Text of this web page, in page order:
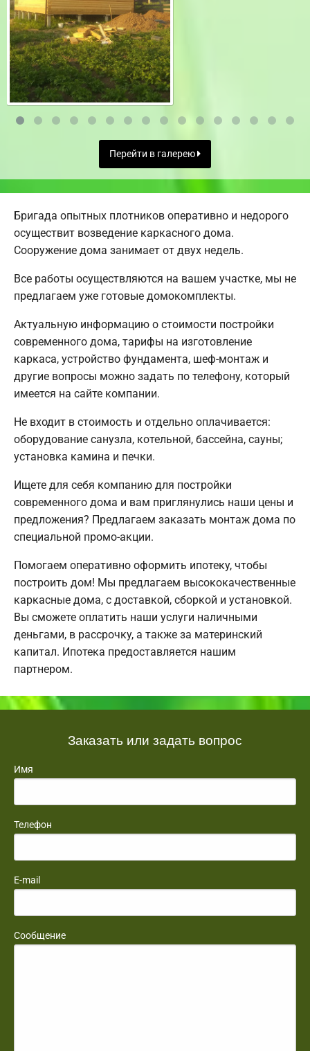
Перейти в галерею
Бригада опытных плотников оперативно и недорого
осуществит возведение каркасного дома.
Сооружение дома занимает от двух недель.
Все работы осуществляются на вашем участке, мы не
предлагаем уже готовые домокомплекты.
Актуальную информацию о стоимости постройки
современного дома, тарифы на изготовление
каркаса, устройство фундамента, шеф-монтаж и
другие вопросы можно задать по телефону, который
имеется на сайте компании.
Не входит в стоимость и отдельно оплачивается:
оборудование санузла, котельной, бассейна, сауны;
установка камина и печки.
Ищете для себя компанию для постройки
современного дома и вам приглянулись наши цены и
предложения? Предлагаем заказать монтаж дома по
специальной промо-акции.
Помогаем оперативно оформить ипотеку, чтобы
построить дом! Мы предлагаем высококачественные
каркасные дома, с доставкой, сборкой и установкой.
Вы сможете оплатить наши услуги наличными
деньгами, в рассрочку, а также за материнский
капитал. Ипотека предоставляется нашим
партнером.
Заказать или задать вопрос
Имя
Телефон
E-mail
Сообщение